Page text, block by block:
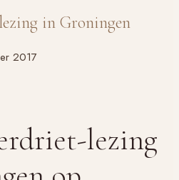
in Groningen
2017
lezing